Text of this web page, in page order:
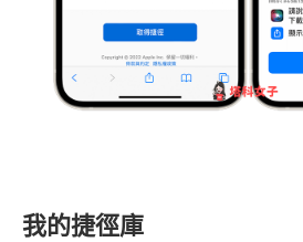
我的捷徑庫